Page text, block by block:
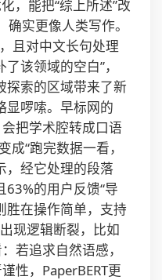
，能把“综上所述”改
实更像人类写作。
且对中文长句处理
该领域的空白”，
探索的区域带来了新
啰嗦。早标网的
把学术腔转成口语
成“跑完数据一看，
，经它处理的段落
的用户反馈“导
胜在操作简单，支持
现逻辑断裂，比如
若追求自然语感，
性，PaperBERT更